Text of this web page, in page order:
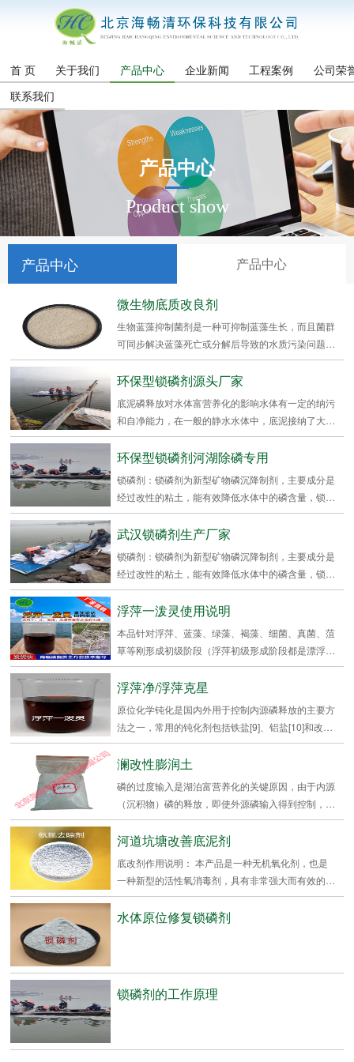
首 页 关于我们 产品中心 企业新闻 工程案例
公司荣
联系我们
产品中心
Product show
产品中心 产品中心
微生物底质改良剂
生物蓝藻抑制菌剂是一种可抑制蓝藻生长，而且菌群
可同步解决蓝藻死亡或分解后导致的水质污染问题，
安全、效...
环保型锁磷剂源头厂家
底泥磷释放对水体富营养化的影响水体有一定的纳污
和自净能力，在一般的静水水体中，底泥接纳了大量
的污染物...
环保型锁磷剂河湖除磷专用
锁磷剂：锁磷剂为新型矿物磷沉降制剂，主要成分是
经过改性的粘土，能有效降低水体中的磷含量，锁磷
剂不仅可...
武汉锁磷剂生产厂家
锁磷剂：锁磷剂为新型矿物磷沉降制剂，主要成分是
经过改性的粘土，能有效降低水体中的磷含量，锁磷
剂不仅可...
浮萍一泼灵使用说明
本品针对浮萍、蓝藻、绿藻、褐藻、细菌、真菌、菹
草等刚形成初级阶段（浮萍初级形成阶段都是漂浮在
水面上细...
浮萍净/浮萍克星
原位化学钝化是国内外用于控制内源磷释放的主要方
法之一，常用的钝化剂包括铁盐[9]、铝盐[10]和改
性...
澜改性膨润土
磷的过度输入是湖泊富营养化的关键原因，由于内源
（沉积物）磷的释放，即使外源磷输入得到控制，富
营养化湖...
河道坑塘改善底泥剂
底改剂作用说明： 本产品是一种无机氧化剂，也是
一种新型的活性氧消毒剂，具有非常强大而有效的非
氯氧化能...
水体原位修复锁磷剂
锁磷剂的工作原理